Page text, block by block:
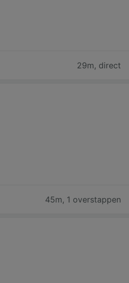
29m, direct
45m, 1 overstappen